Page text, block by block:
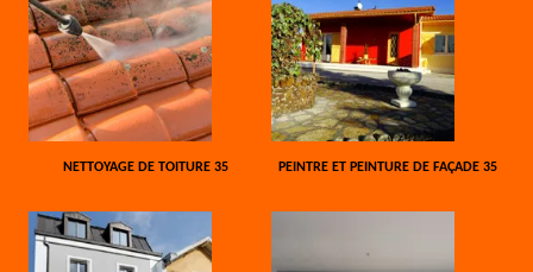
NETTOYAGE DE TOITURE 35 PEINTRE ET PEINTURE DE FAÇADE 35